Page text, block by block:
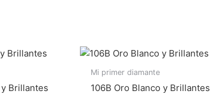
Brillantes
Mi primer diamante
106B Oro Blanco y Brillantes